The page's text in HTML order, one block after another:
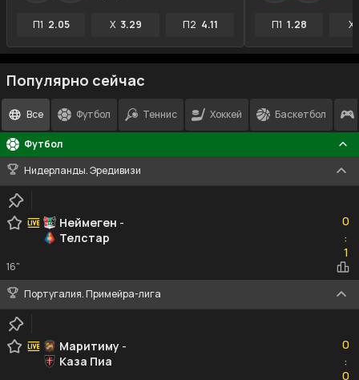
П1 2.05 X 3.29 П2 4.11 П1 1.28 X
Популярно сейчас
Все Футбол Теннис Хоккей Баскетбол
Футбол
Нидерланды. Эредивизи
Неймеген -
Телстар
0
:1
1
16"
Португалия. Примейра-лига
Маритиму -
Каза Пиа
0
:0
0